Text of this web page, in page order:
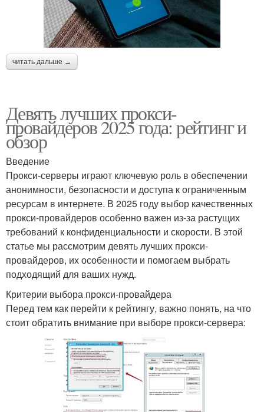
читать дальше →
Девять лучших прокси-
провайдеров 2025 года: рейтинг и
обзор
Введение
Прокси-серверы играют ключевую роль в обеспечении
анонимности, безопасности и доступа к ограниченным
ресурсам в интернете. В 2025 году выбор качественных
прокси-провайдеров особенно важен из-за растущих
требований к конфиденциальности и скорости. В этой
статье мы рассмотрим девять лучших прокси-
провайдеров, их особенности и помогаем выбрать
подходящий для ваших нужд.
Критерии выбора прокси-провайдера
Перед тем как перейти к рейтингу, важно понять, на что
стоит обратить внимание при выборе прокси-сервера: